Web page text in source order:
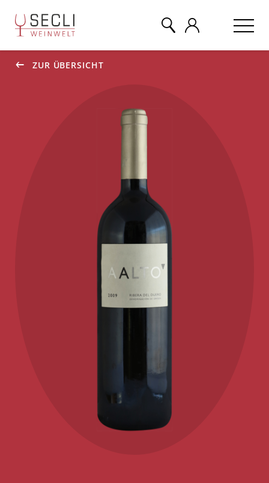
ZUR ÜBERSICHT